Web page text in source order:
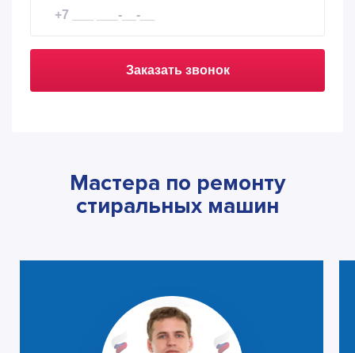
Заказать звонок
Мастера по ремонту
стиральных машин